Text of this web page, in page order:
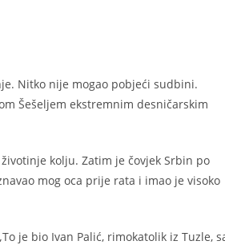
Nitko nije mogao pobjeći sudbini.
Šešeljem ekstremnim desničarskim
kolju. Zatim je čovjek Srbin po
mog oca prije rata i imao je visoko
je bio Ivan Palić, rimokatolik iz Tuzle,